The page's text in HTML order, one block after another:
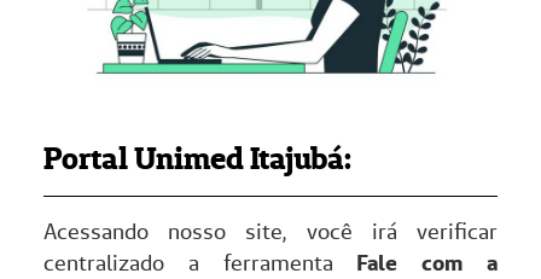
Portal Unimed Itajubá:
Acessando nosso site, você irá verificar
centralizado a ferramenta Fale com a